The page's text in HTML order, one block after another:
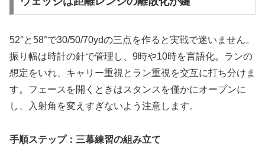
52°と58°で30/50/70ydの三点を作ると実戦で迷いません。
振り幅は時計の針で管理し、9時や10時を言語化。ランの
想定をいれ、キャリー重視とラン重視を交互に打ち分けま
す。フェースを開くときはスタンスを僅かにオープンに
し、入射角を変えすぎないよう注意します。
手順ステップ：三幕練習の組み立て